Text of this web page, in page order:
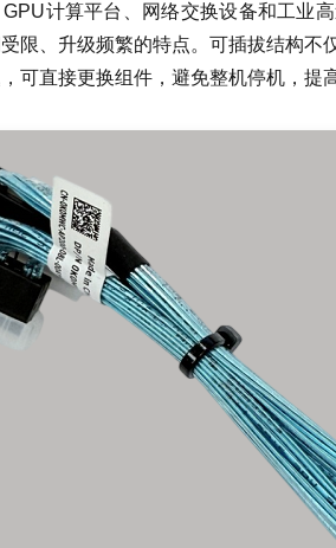
计算平台、网络交换设备和工业
限、升级频繁的特点。可插拔结构不
可直接更换组件，避免整机停机，提